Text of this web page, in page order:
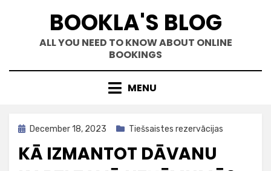
BOOKLA'S BLOG
ALL YOU NEED TO KNOW ABOUT ONLINE
BOOKINGS
MENU
PostedDecember 18, 2023 Tiešsaistes rezervācijas
KĀ IZMANTOT DĀVANU